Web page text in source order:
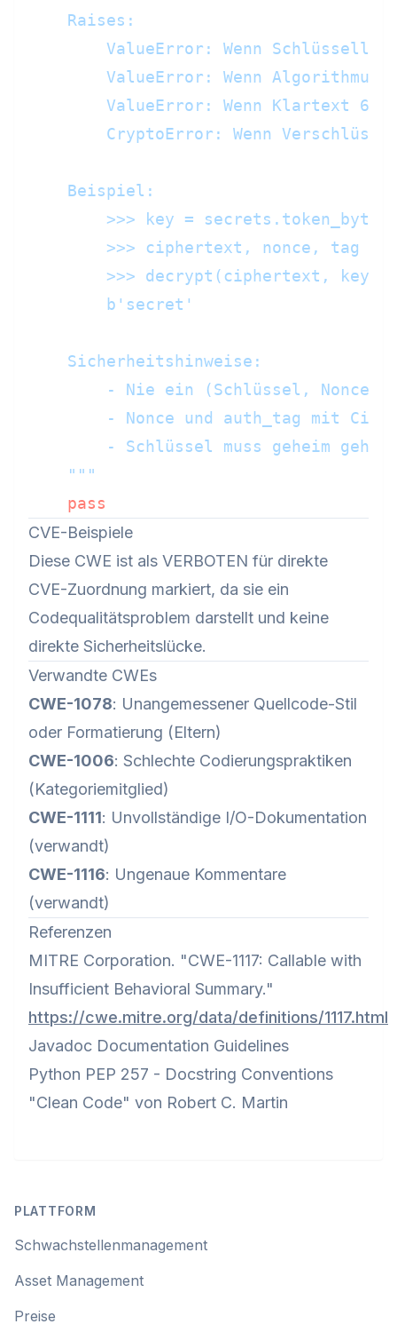
    Raises:
ValueError: Wenn
ValueError: Wenn Algorithmus
ValueError: Wenn Klartext
CryptoError: Wenn
    Beispiel:
>>> key =
>>> ciphertext, nonce, tag =
>>> decrypt(ciphertext, key,
        b'secret'
    Sicherheitshinweise:
- Nie ein (Schlüssel, Nonce)-
- Nonce und auth_tag mit
- Schlüssel muss geheim
    """
pass
CVE-Beispiele
Diese CWE ist als VERBOTEN für direkte
CVE-Zuordnung markiert, da sie ein
Codequalitätsproblem darstellt und keine
direkte Sicherheitslücke.
Verwandte CWEs
CWE-1078: Unangemessener Quellcode-Stil
oder Formatierung (Eltern)
CWE-1006: Schlechte Codierungspraktiken
(Kategoriemitglied)
CWE-1111: Unvollständige I/O-Dokumentation
(verwandt)
CWE-1116: Ungenaue Kommentare
(verwandt)
Referenzen
MITRE Corporation. "CWE-1117: Callable with
Insufficient Behavioral Summary."
https://cwe.mitre.org/data/definitions/1117.html
Javadoc Documentation Guidelines
Python PEP 257 - Docstring Conventions
"Clean Code" von Robert C. Martin
PLATTFORM
Schwachstellenmanagement
Asset Management
Preise